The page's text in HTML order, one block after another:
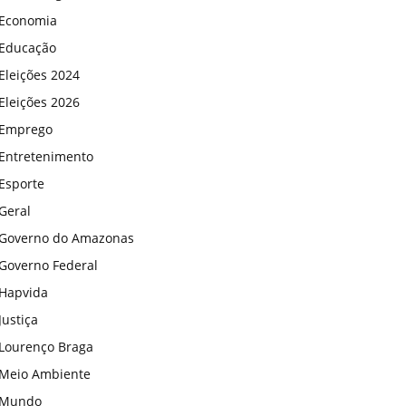
Economia
Educação
Eleições 2024
Eleições 2026
Emprego
Entretenimento
Esporte
do Amazonas
Federal
Hapvida
Justiça
Lourenço Braga
Meio Ambiente
Mundo